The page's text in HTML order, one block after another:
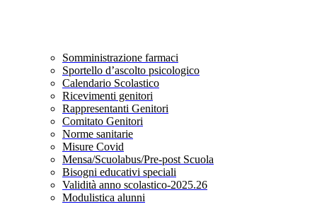
Somministrazione farmaci
Sportello d’ascolto psicologico
Calendario Scolastico
Ricevimenti genitori
Rappresentanti Genitori
Comitato Genitori
Norme sanitarie
Misure Covid
Mensa/Scuolabus/Pre-post Scuola
Bisogni educativi speciali
Validità anno scolastico-2025.26
Modulistica alunni